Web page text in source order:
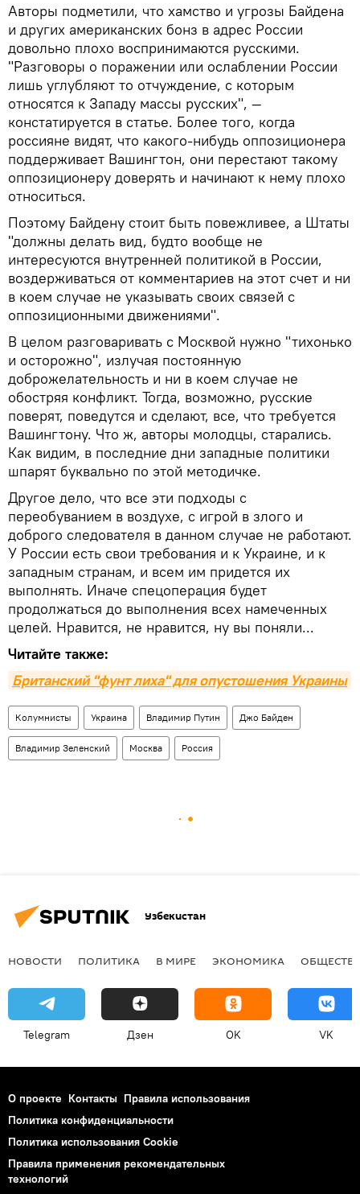
Авторы подметили, что хамство и угрозы Байдена
и других американских бонз в адрес России
довольно плохо воспринимаются русскими.
"Разговоры о поражении или ослаблении России
лишь углубляют то отчуждение, с которым
относятся к Западу массы русских", —
констатируется в статье. Более того, когда
россияне видят, что какого-нибудь оппозиционера
поддерживает Вашингтон, они перестают такому
оппозиционеру доверять и начинают к нему плохо
относиться.
Поэтому Байдену стоит быть повежливее, а Штаты
"должны делать вид, будто вообще не
интересуются внутренней политикой в России,
воздерживаться от комментариев на этот счет и ни
в коем случае не указывать своих связей с
оппозиционными движениями".
В целом разговаривать с Москвой нужно "тихонько
и осторожно", излучая постоянную
доброжелательность и ни в коем случае не
обостряя конфликт. Тогда, возможно, русские
поверят, поведутся и сделают, все, что требуется
Вашингтону. Что ж, авторы молодцы, старались.
Как видим, в последние дни западные политики
шпарят буквально по этой методичке.
Другое дело, что все эти подходы с
переобуванием в воздухе, с игрой в злого и
доброго следователя в данном случае не работают.
У России есть свои требования и к Украине, и к
западным странам, и всем им придется их
выполнять. Иначе спецоперация будет
продолжаться до выполнения всех намеченных
целей. Нравится, не нравится, ну вы поняли...
Читайте также:
Британский "фунт лиха" для опустошения Украины
Колумнисты Украина Владимир Путин Джо Байден
Владимир Зеленский Москва Россия
Узбекистан
НОВОСТИ ПОЛИТИКА В МИРЕ ЭКОНОМИКА
Telegram Дзен OK VK
О проекте Контакты Правила использования
Политика конфиденциальности
Политика использования Cookie
Правила применения рекомендательных
технологий